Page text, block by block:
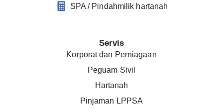
SPA / Pindahmilik hartanah
Servis
Korporat dan Perniagaan
Peguam Sivil
Hartanah
Pinjaman LPPSA